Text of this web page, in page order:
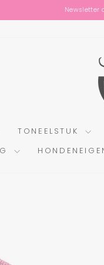
Newsletter
TONEELSTUK